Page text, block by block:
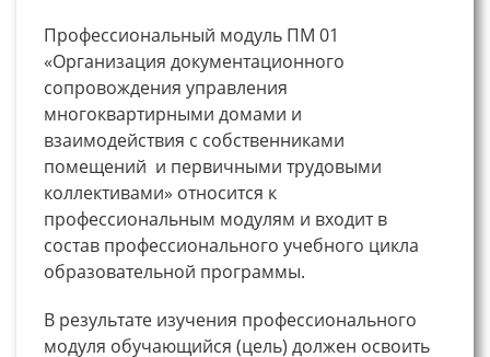
Профессиональный модуль ПМ 01
«Организация документационного
сопровождения управления
многоквартирными домами и
взаимодействия с собственниками
помещений и первичными трудовыми
коллективами» относится к
профессиональным модулям и входит в
состав профессионального учебного цикла
образовательной программы.
В результате изучения профессионального
модуля обучающийся (цель) должен освоить